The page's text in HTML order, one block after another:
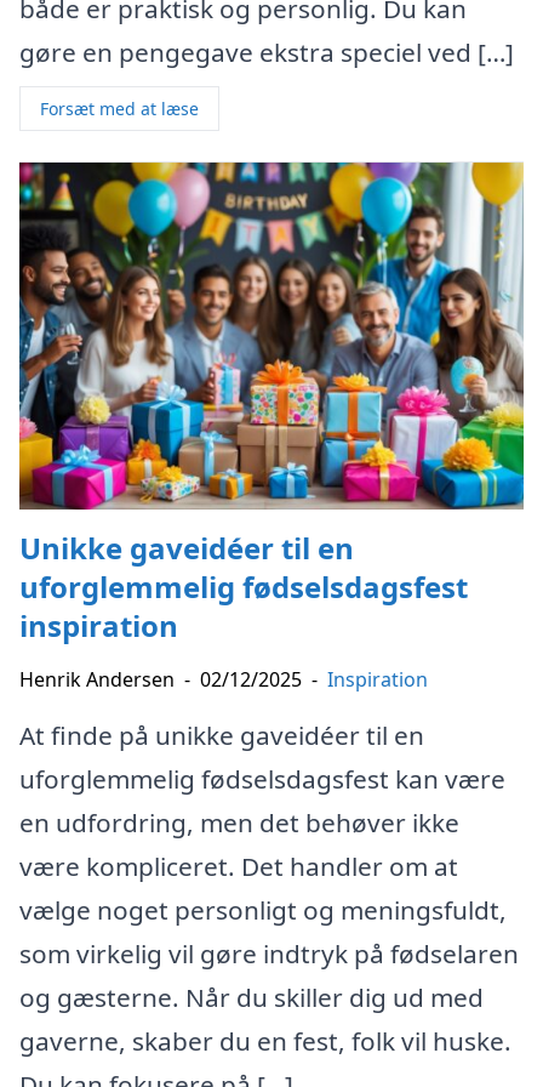
både er praktisk og personlig. Du kan
gøre en pengegave ekstra speciel ved […]
Forsæt med at læse
Unikke gaveidéer til en
uforglemmelig fødselsdagsfest
inspiration
Henrik Andersen - 02/12/2025 - Inspiration
At finde på unikke gaveidéer til en
uforglemmelig fødselsdagsfest kan være
en udfordring, men det behøver ikke
være kompliceret. Det handler om at
vælge noget personligt og meningsfuldt,
som virkelig vil gøre indtryk på fødselaren
og gæsterne. Når du skiller dig ud med
gaverne, skaber du en fest, folk vil huske.